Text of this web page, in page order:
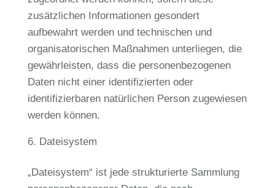
zusätzlichen Informationen gesondert
aufbewahrt werden und technischen und
organisatorischen Maßnahmen unterliegen, die
gewährleisten, dass die personenbezogenen
Daten nicht einer identifizierten oder
identifizierbaren natürlichen Person zugewiesen
werden können.
Dateisystem
„Dateisystem“ ist jede strukturierte Sammlung